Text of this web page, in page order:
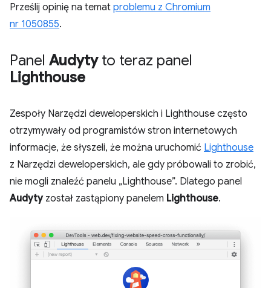
Prześlij opinię na temat problemu z Chromium
nr 1050855.
Panel Audytyto teraz panel
Lighthouse
Zespoły Narzędzi deweloperskich i Lighthouse często
otrzymywały od programistów stron internetowych
informacje, że słyszeli, że można uruchomić Lighthouse
z Narzędzi deweloperskich, ale gdy próbowali to zrobić,
nie mogli znaleźć panelu „Lighthouse”. Dlatego panel
Audytyzostał zastąpiony panelem Lighthouse.